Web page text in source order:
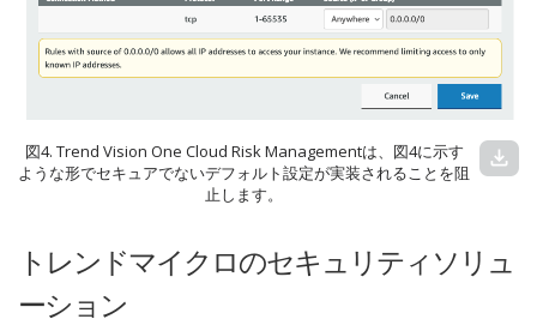
図4. Trend Vision One Cloud Risk Managementは、図4に示す
ような形でセキュアでないデフォルト設定が実装されることを阻
止します。
download
トレンドマイクロのセキュリティソリュ
ーション